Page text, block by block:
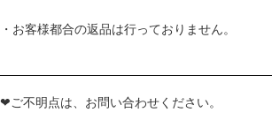
・お客様都合の返品は行っておりません。
❤ご不明点は、お問い合わせください。